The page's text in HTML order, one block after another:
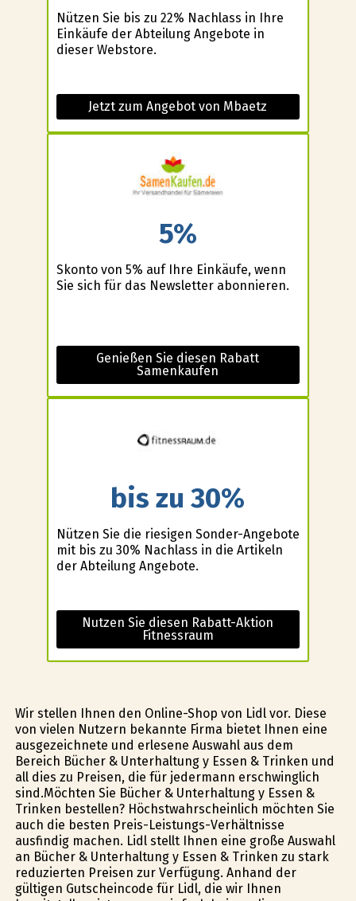
Nützen Sie bis zu 22% Nachlass in Ihre
Einkäufe der Abteilung Angebote in
dieser Webstore.
Jetzt zum Angebot von Mbaetz
5%
Skonto von 5% auf Ihre Einkäufe, wenn
Sie sich für das Newsletter abonnieren.
Genießen Sie diesen Rabatt
Samenkaufen
bis zu 30%
Nützen Sie die riesigen Sonder-Angebote
mit bis zu 30% Nachlass in die Artikeln
der Abteilung Angebote.
Nutzen Sie diesen Rabatt-Aktion
Fitnessraum
Wir stellen Ihnen den Online-Shop von Lidl vor. Diese
von vielen Nutzern bekannte Firma bietet Ihnen eine
ausgezeichnete und erlesene Auswahl aus dem
Bereich Bücher & Unterhaltung y Essen & Trinken und
all dies zu Preisen, die für jedermann erschwinglich
sind.Möchten Sie Bücher & Unterhaltung y Essen &
Trinken bestellen? Höchstwahrscheinlich möchten Sie
auch die besten Preis-Leistungs-Verhältnisse
ausfindig machen. Lidl stellt Ihnen eine große Auswahl
an Bücher & Unterhaltung y Essen & Trinken zu stark
reduzierten Preisen zur Verfügung. Anhand der
gültigen Gutscheincode für Lidl, die wir Ihnen